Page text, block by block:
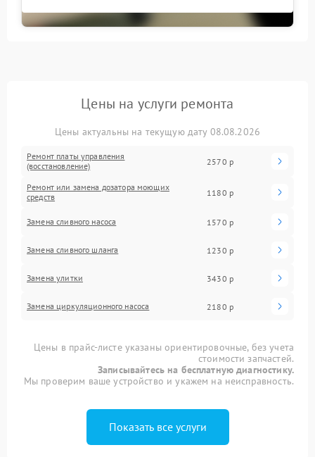
Цены на услуги ремонта
Цены актуальны на текущую дату 08.08.2026
Ремонт платы управления
(восстановление)
2570 р
Ремонт или замена дозатора моющих
средств
1180 р
Замена сливного насоса 1570 р
Замена сливного шланга 1230 р
Замена улитки 3430 р
Замена циркуляционного насоса 2180 р
Цены в прайс-листе указаны ориентировочные, без учета
стоимости запчастей.
Записывайтесь на бесплатную диагностику.
Мы проверим ваше устройство и укажем на неисправность.
Показать все услуги